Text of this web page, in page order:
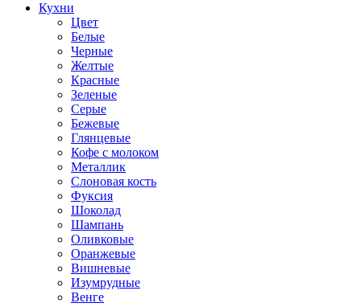
Кухни
Цвет
Белые
Черные
Желтые
Красные
Зеленые
Серые
Бежевые
Глянцевые
Кофе с молоком
Металлик
Слоновая кость
Фуксия
Шоколад
Шампань
Оливковые
Оранжевые
Вишневые
Изумрудные
Венге